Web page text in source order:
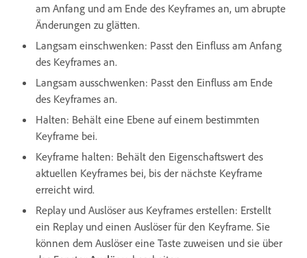
am Anfang und am Ende des Keyframes an, um abrupte
Änderungen zu glätten.
Langsam einschwenken: Passt den Einfluss am Anfang
des Keyframes an.
Langsam ausschwenken: Passt den Einfluss am Ende
des Keyframes an.
Halten: Behält eine Ebene auf einem bestimmten
Keyframe bei.
Keyframe halten: Behält den Eigenschaftswert des
aktuellen Keyframes bei, bis der nächste Keyframe
erreicht wird.
Replay und Auslöser aus Keyframes erstellen: Erstellt
ein Replay und einen Auslöser für den Keyframe. Sie
können dem Auslöser eine Taste zuweisen und sie über